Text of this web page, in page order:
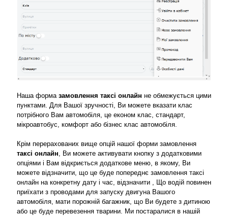
Наша форма замовлення таксі онлайн не обмежується цими
пунктами. Для Вашої зручності, Ви можете вказати клас
потрібного Вам автомобіля, це економ клас, стандарт,
мікроавтобус, комфорт або бізнес клас автомобіля.
Крім перерахованих вище опцій нашої форми замовлення
таксі онлайн, Ви можете активувати кнопку з додатковими
опціями і Вам відкриється додаткове меню, в якому, Ви
можете відзначити, що це буде попереднє замовлення таксі
онлайн на конкретну дату і час, відзначити , Що водій повинен
приїхати з проводами для запуску двигуна Вашого
автомобіля, мати порожній багажник, що Ви будете з дитиною
або це буде перевезення тварини. Ми постаралися в нашій